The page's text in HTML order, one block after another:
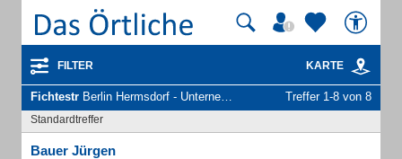
FILTER KARTE
Fichtestr Berlin Hermsdorf - Unternehmen und Personen Treffer 1-8 von 8
Standardtreffer
Bauer Jürgen